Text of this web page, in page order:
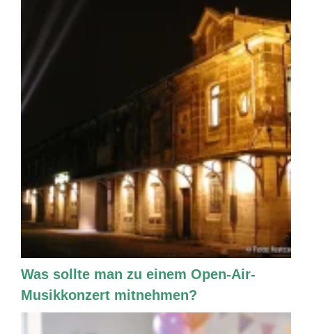
Was sollte man zu einem Open-Air-
Musikkonzert mitnehmen?